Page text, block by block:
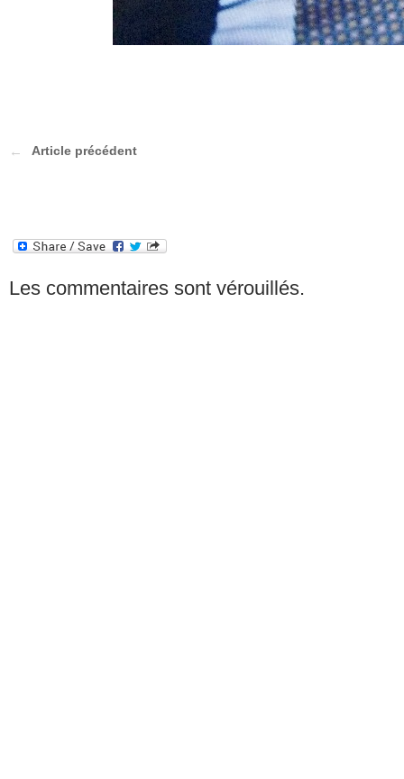
Article précédent
Les commentaires sont vérouillés.